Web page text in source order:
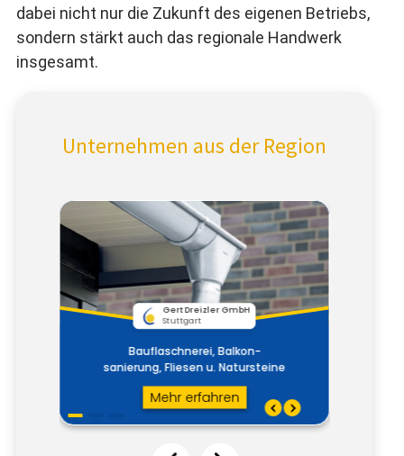
dabei nicht nur die Zukunft des eigenen Betriebs,
sondern stärkt auch das regionale Handwerk
insgesamt.
Unternehmen aus der Region